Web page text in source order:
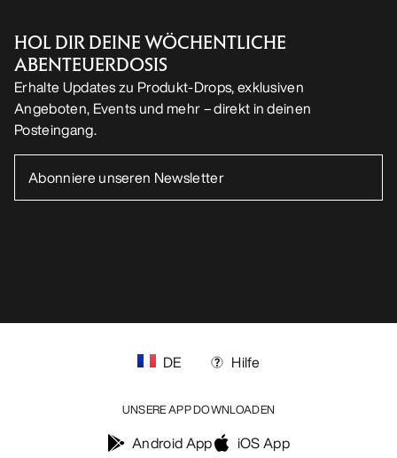
HOL DIR DEINE WÖCHENTLICHE
ABENTEUERDOSIS
Erhalte Updates zu Produkt-Drops, exklusiven
Angeboten, Events und mehr – direkt in deinen
Posteingang.
DE Hilfe
UNSERE APP DOWNLOADEN
Android App iOS App